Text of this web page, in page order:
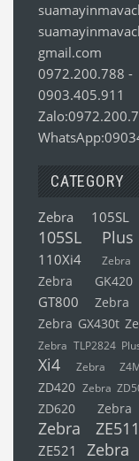
gmail.com
0972.200.788 -
0903.405.911
CATEGORY
Zebra 105SL
105SL Plus
110Xi4
Zebra GK420
GT800
Zebra
Zebra GX430t
Zebra TLP2824
Xi4
Zebra
ZD420 Zebra
ZD620
Zebra ZE511
ZE521
Zebra